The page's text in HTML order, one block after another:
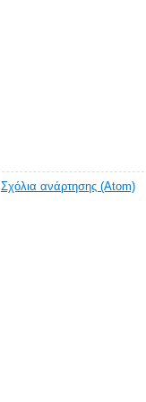
Σχόλια ανάρτησης (Atom)